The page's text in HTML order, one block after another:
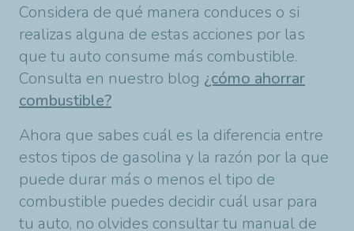
Considera de qué manera conduces o si
realizas alguna de estas acciones por las
que tu auto consume más combustible.
Consulta en nuestro blog ¿cómo ahorrar
combustible?
Ahora que sabes cuál es la diferencia entre
estos tipos de gasolina y la razón por la que
puede durar más o menos el tipo de
combustible puedes decidir cuál usar para
tu auto, no olvides consultar tu manual de